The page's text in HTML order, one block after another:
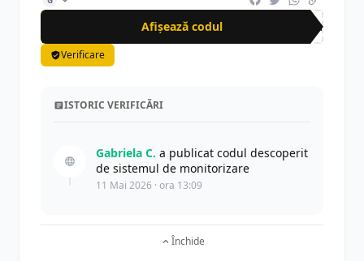
Afișează codul sun
Verificare
ISTORIC VERIFICĂRI
Gabriela C. a publicat codul descoperit
de sistemul de monitorizare
11 Mai 2026 · ora 13:09
Închide